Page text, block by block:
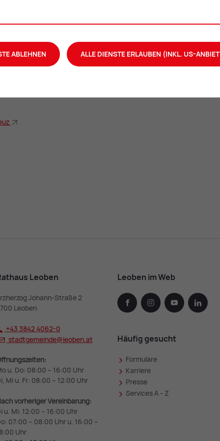
Leoben
Johann-Straße 2
Leoben
+43 3842 4062-0
stadtgemeinde@leoben.at
u. Do: 08:00 – 16:00 Uhr
Mi u. Fr: 08:00 – 12:00 Uhr
vorheriger Vereinbarung:
u. Mi: 12:00 – 16:00 Uhr
07:00 – 08:00 Uhr u. 16:00 –
Uhr
Leoben im Web
facebook instagramyoutube
Häufig gesucht
Formulare
Karriere
Presse
Services A - Z
ABLEHNEN ALLE DIENSTE ERLAUBEN (INKL. US-